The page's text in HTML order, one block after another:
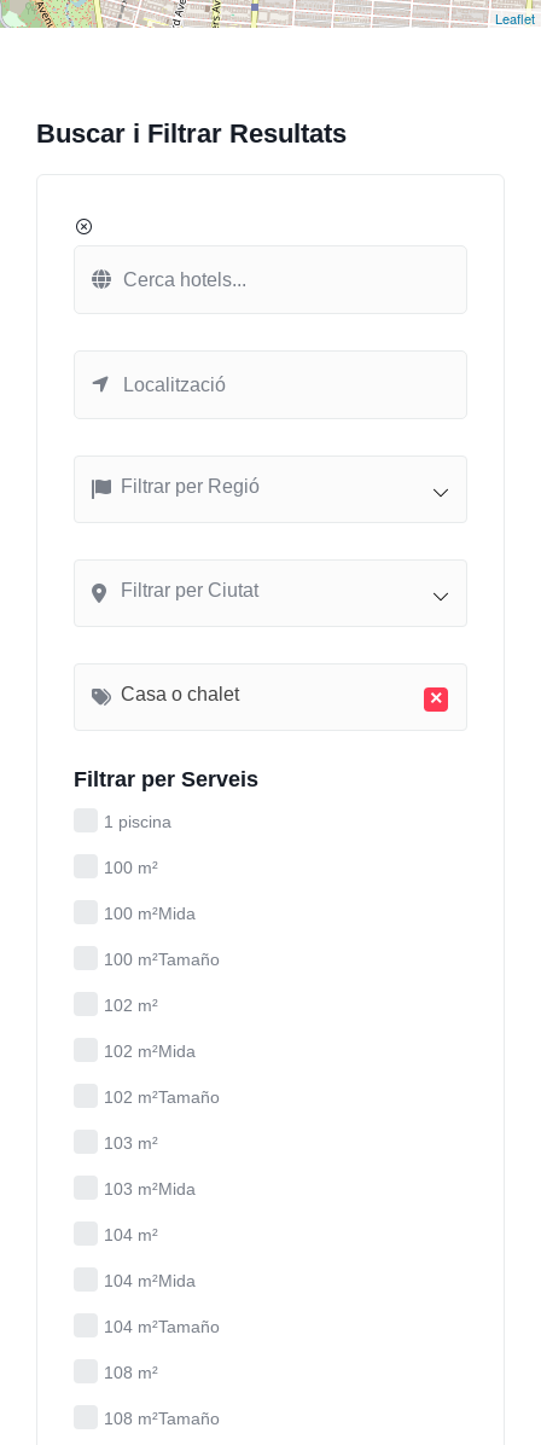
Leaflet
Buscar i Filtrar Resultats
Filtrar per Regió
Filtrar per Ciutat
×
Casa o chalet
Filtrar per Serveis
1 piscina
100 m²
100 m²Mida
100 m²Tamaño
102 m²
102 m²Mida
102 m²Tamaño
103 m²
103 m²Mida
104 m²
104 m²Mida
104 m²Tamaño
108 m²
108 m²Tamaño